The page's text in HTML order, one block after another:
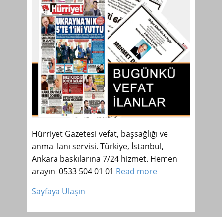
Hürriyet Gazetesi vefat, başsağlığı ve
anma ilanı servisi. Türkiye, İstanbul,
Ankara baskılarına 7/24 hizmet. Hemen
arayın: 0533 504 01 01 Read more
Sayfaya Ulaşın